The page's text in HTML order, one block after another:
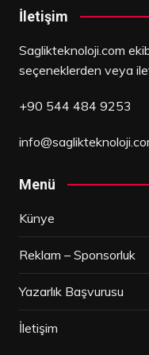
İletişim
Saglikteknoloji.com
seçeneklerden veya
+90 544 484 9253
Menü
Künye
Reklam – Sponsorluk
Yazarlık Başvurusu
İletişim